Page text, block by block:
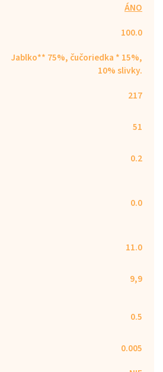
ÁNO
100.0
Jablko** 75%, čučoriedka * 15%,
10% slivky.
217
51
0.2
0.0
11.0
9,9
0.5
0.005